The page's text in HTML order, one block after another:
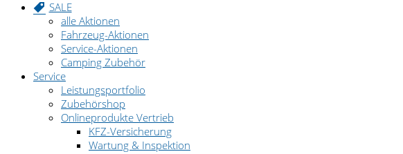
SALE
alle Aktionen
Fahrzeug-Aktionen
Service-Aktionen
Camping Zubehör
Service
Leistungsportfolio
Zubehörshop
Onlineprodukte Vertrieb
KFZ-Versicherung
Wartung & Inspektion